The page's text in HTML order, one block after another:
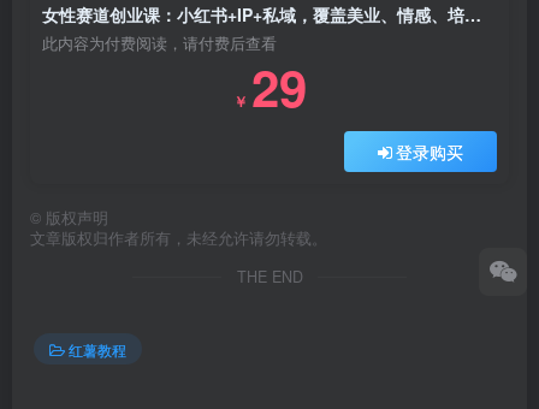
女性赛道创业课：小红书+IP+私域，覆盖美业、情感、培训，解锁年赚百万路径
此内容为付费阅读，请付费后查看
￥ 29
登录购买
© 版权声明
文章版权归作者所有，未经允许请勿转载。
THE END
红薯教程